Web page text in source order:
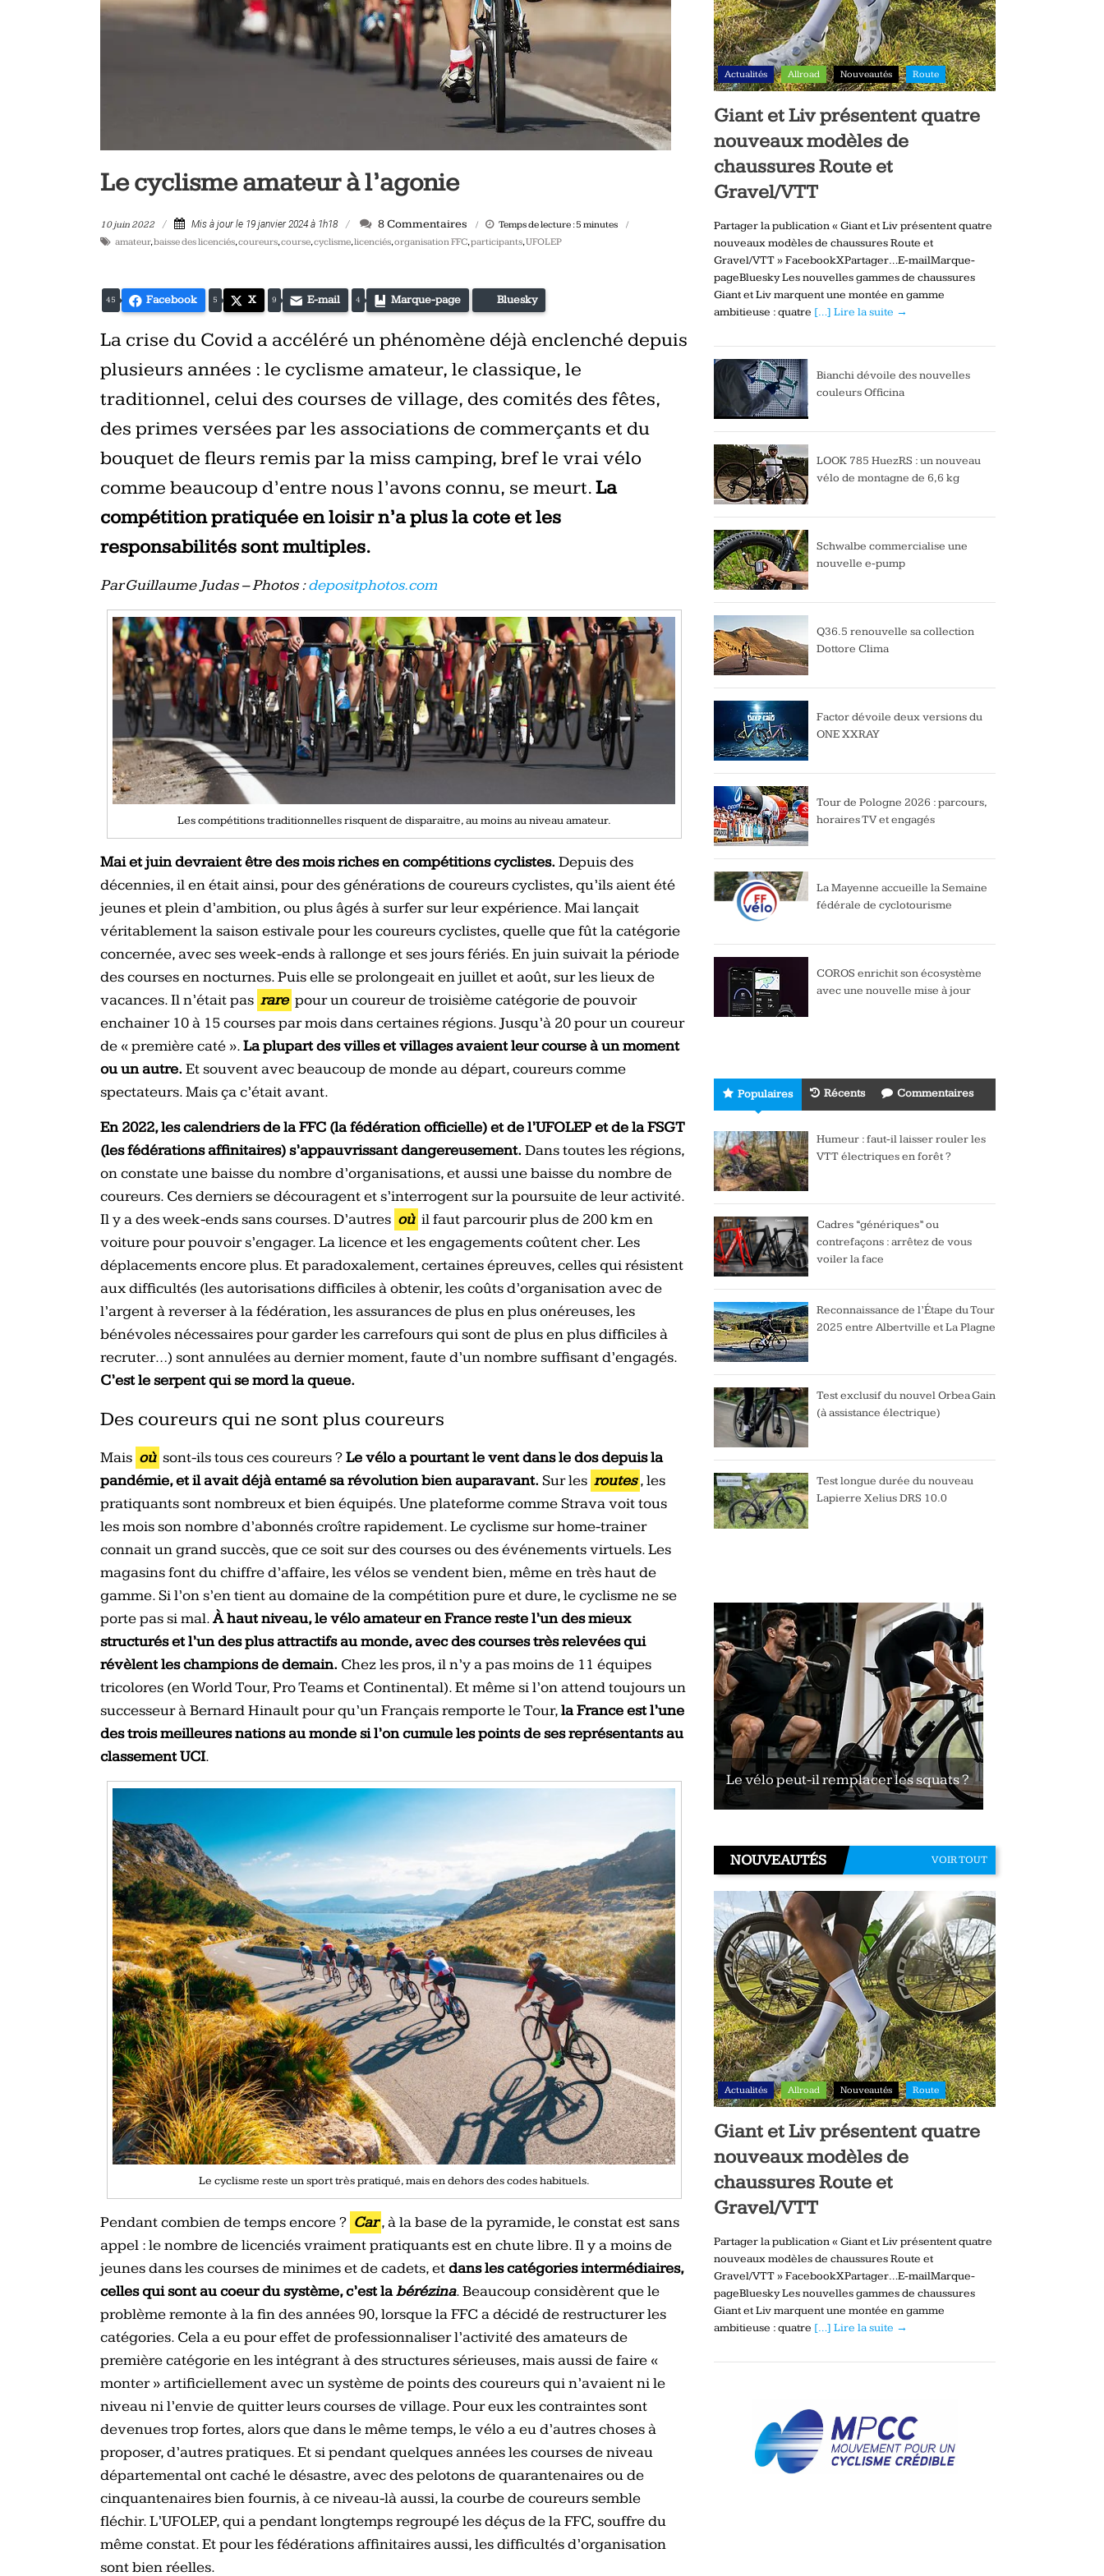
vélo
Le cyclisme amateur à l’agonie
10 juin 2022 Mis à jour le 19 janvier 2024 à 1h18 8 Commentaires Temps de lecture : 5 minutes
amateur,baisse des licenciés,coureurs,course,cyclisme,licenciés,organisation FFC,participants,UFOLEP
45 Facebook 5 X 9 E-mail 4 Marque-page Bluesky
La crise du Covid a accéléré un phénomène déjà enclenché depuis
plusieurs années : le cyclisme amateur, le classique, le
traditionnel, celui des courses de village, des comités des fêtes,
des primes versées par les associations de commerçants et du
bouquet de fleurs remis par la miss camping, bref le vrai vélo
comme beaucoup d’entre nous l’avons connu, se meurt.La
compétition pratiquée en loisir n’a plus la cote et les
responsabilités sont multiples.
Par Guillaume Judas – Photos :depositphotos.com
Les compétitions traditionnelles risquent de disparaitre, au moins au niveau amateur.
Mai et juin devraient être des mois riches en compétitions cyclistes.Depuis des
décennies, il en était ainsi, pour des générations de coureurs cyclistes, qu’ils aient été
jeunes et plein d’ambition, ou plus âgés à surfer sur leur expérience. Mai lançait
véritablement la saison estivale pour les coureurs cyclistes, quelle que fût la catégorie
concernée, avec ses week-ends à rallonge et ses jours fériés. En juin suivait la période
des courses en nocturnes. Puis elle se prolongeait en juillet et août, sur les lieux de
vacances. Il n’était pas rare pour un coureur de troisième catégorie de pouvoir
enchainer 10 à 15 courses par mois dans certaines régions. Jusqu’à 20 pour un coureur
de « première caté ».La plupart des villes et villages avaient leur course à un moment
ou un autre.Et souvent avec beaucoup de monde au départ, coureurs comme
spectateurs. Mais ça c’était avant.
En 2022, les calendriers de la FFC (la fédération officielle) et de l’UFOLEP et de la FSGT
(les fédérations affinitaires) s’appauvrissant dangereusement.Dans toutes les régions,
on constate une baisse du nombre d’organisations, et aussi une baisse du nombre de
coureurs. Ces derniers se découragent et s’interrogent sur la poursuite de leur activité.
Il y a des week-ends sans courses. D’autres où il faut parcourir plus de 200 km en
voiture pour pouvoir s’engager. La licence et les engagements coûtent cher. Les
déplacements encore plus. Et paradoxalement, certaines épreuves, celles qui résistent
aux difficultés (les autorisations difficiles à obtenir, les coûts d’organisation avec de
l’argent à reverser à la fédération, les assurances de plus en plus onéreuses, les
bénévoles nécessaires pour garder les carrefours qui sont de plus en plus difficiles à
recruter…) sont annulées au dernier moment, faute d’un nombre suffisant d’engagés.
C’est le serpent qui se mord la queue.
Des coureurs qui ne sont plus coureurs
Mais où sont-ils tous ces coureurs ?Le vélo a pourtant le vent dans le dos depuis la
pandémie, et il avait déjà entamé sa révolution bien auparavant.Sur les routes , les
pratiquants sont nombreux et bien équipés. Une plateforme comme Strava voit tous
les mois son nombre d’abonnés croître rapidement. Le cyclisme sur home-trainer
connait un grand succès, que ce soit sur des courses ou des événements virtuels. Les
magasins font du chiffre d’affaire, les vélos se vendent bien, même en très haut de
gamme. Si l’on s’en tient au domaine de la compétition pure et dure, le cyclisme ne se
porte pas si mal.À haut niveau, le vélo amateur en France reste l’un des mieux
structurés et l’un des plus attractifs au monde, avec des courses très relevées qui
révèlent les champions de demain. Chez les pros, il n’y a pas moins de 11 équipes
tricolores (en World Tour, Pro Teams et Continental). Et même si l’on attend toujours un
successeur à Bernard Hinault pour qu’un Français remporte le Tour,la France est l’une
des trois meilleures nations au monde si l’on cumule les points de ses représentants au
classement UCI.
Le cyclisme reste un sport très pratiqué, mais en dehors des codes habituels.
Pendant combien de temps encore ? Car , à la base de la pyramide, le constat est sans
appel : le nombre de licenciés vraiment pratiquants est en chute libre. Il y a moins de
jeunes dans les courses de minimes et de cadets, etdans les catégories intermédiaires,
celles qui sont au coeur du système, c’est labérézina. Beaucoup considèrent que le
problème remonte à la fin des années 90, lorsque la FFC a décidé de restructurer les
catégories. Cela a eu pour effet de professionnaliser l’activité des amateurs de
première catégorie en les intégrant à des structures sérieuses, mais aussi de faire «
monter » artificiellement avec un système de points des coureurs qui n’avaient ni le
niveau ni l’envie de quitter leurs courses de village. Pour eux les contraintes sont
devenues trop fortes, alors que dans le même temps, le vélo a eu d’autres choses à
proposer, d’autres pratiques. Et si pendant quelques années les courses de niveau
départemental ont caché le désastre, avec des pelotons de quarantenaires ou de
cinquantenaires bien fournis, à ce niveau-là aussi, la courbe de coureurs semble
fléchir. L’UFOLEP, qui a pendant longtemps regroupé les déçus de la FFC, souffre du
même constat. Et pour les fédérations affinitaires aussi, les difficultés d’organisation
sont bien réelles.
Actualités Allroad Nouveautés Route
Giant et Liv présentent quatre
nouveaux modèles de
chaussures Route et
Gravel/VTT
Partager la publication « Giant et Liv présentent quatre
nouveaux modèles de chaussures Route et
Gravel/VTT » FacebookXPartager…E-mailMarque-
pageBluesky Les nouvelles gammes de chaussures
Giant et Liv marquent une montée en gamme
ambitieuse : quatre […] Lire la suite →
Bianchi dévoile des nouvelles
couleurs Officina
LOOK 785 HuezRS : un nouveau
vélo de montagne de 6,6 kg
Schwalbe commercialise une
nouvelle e-pump
Q36.5 renouvelle sa collection
Dottore Clima
Factor dévoile deux versions du
ONE XXRAY
Tour de Pologne 2026 : parcours,
horaires TV et engagés
La Mayenne accueille la Semaine
fédérale de cyclotourisme
COROS enrichit son écosystème
avec une nouvelle mise à jour
Populaires Récents Commentaires
Humeur : faut-il laisser rouler les
VTT électriques en forêt ?
Cadres “génériques” ou
contrefaçons : arrêtez de vous
voiler la face
Reconnaissance de l’Étape du Tour
2025 entre Albertville et La Plagne
Test exclusif du nouvel Orbea Gain
(à assistance électrique)
Test longue durée du nouveau
Lapierre Xelius DRS 10.0
Le vélo peut-il remplacer les squats ? Le vélo peut-il remplacer les squats ?
NOUVEAUTÉS VOIR TOUT
Actualités Allroad Nouveautés Route
Giant et Liv présentent quatre
nouveaux modèles de
chaussures Route et
Gravel/VTT
Partager la publication « Giant et Liv présentent quatre
nouveaux modèles de chaussures Route et
Gravel/VTT » FacebookXPartager…E-mailMarque-
pageBluesky Les nouvelles gammes de chaussures
Giant et Liv marquent une montée en gamme
ambitieuse : quatre […] Lire la suite →